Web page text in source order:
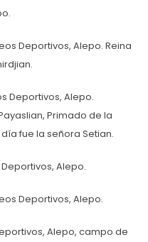
Deportivos, Alepo. Reina
Deportivos, Alepo.
Primado de la
fue la señora Setian.
Deportivos, Alepo.
Deportivos, Alepo.
Alepo, campo de